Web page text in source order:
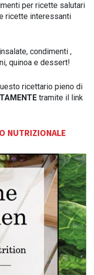
per ricette salutari
ricette interessanti
condimenti ,
quinoa e dessert!
ricettario pieno di
tramite il link
NUTRIZIONALE